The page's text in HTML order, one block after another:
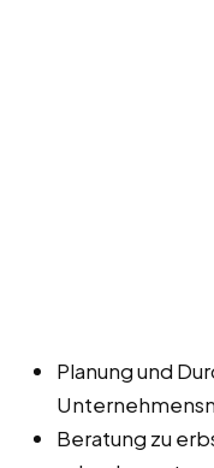
Planung und
Beratung zu